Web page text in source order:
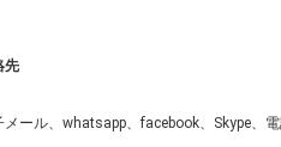
先
メール、whatsapp、facebook、Skype、